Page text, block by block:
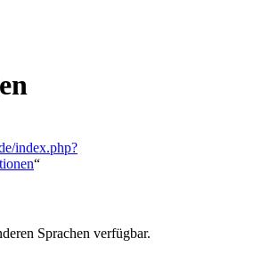
index.php?
“
Sprachen verfügbar.